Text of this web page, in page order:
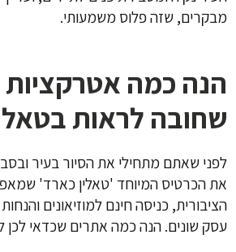
מבקרים, שזה פלוס משמעותי.
הנה כמה אטרקציות
שחובה לראות
לפני שאתם מתחילי את הסיור בעיר
את הכרטיס המיוחד 'טאלין כארד'
הציבורית, כניסה חינם למוזיאונים
עסק שונים. הנה כמה אתרים שכדאי לכן